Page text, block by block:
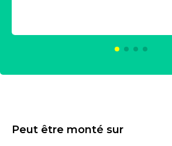
Peut être monté sur